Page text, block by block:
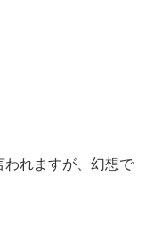
われますが、幻想で